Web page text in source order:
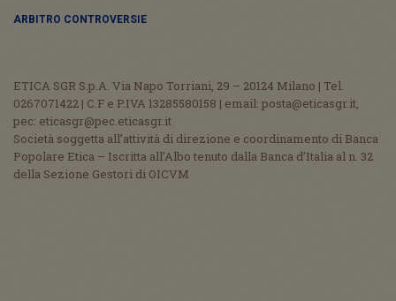
ARBITRO CONTROVERSIE
ETICA SGR S.p.A. Via Napo Torriani, 29 – 20124 Milano | Tel.
0267071422 | C.F e P.IVA 13285580158 | email: posta@eticasgr.it,
pec: eticasgr@pec.eticasgr.it
Società soggetta all’attività di direzione e coordinamento di Banca
Popolare Etica – Iscritta all’Albo tenuto dalla Banca d’Italia al n. 32
della Sezione Gestori di OICVM